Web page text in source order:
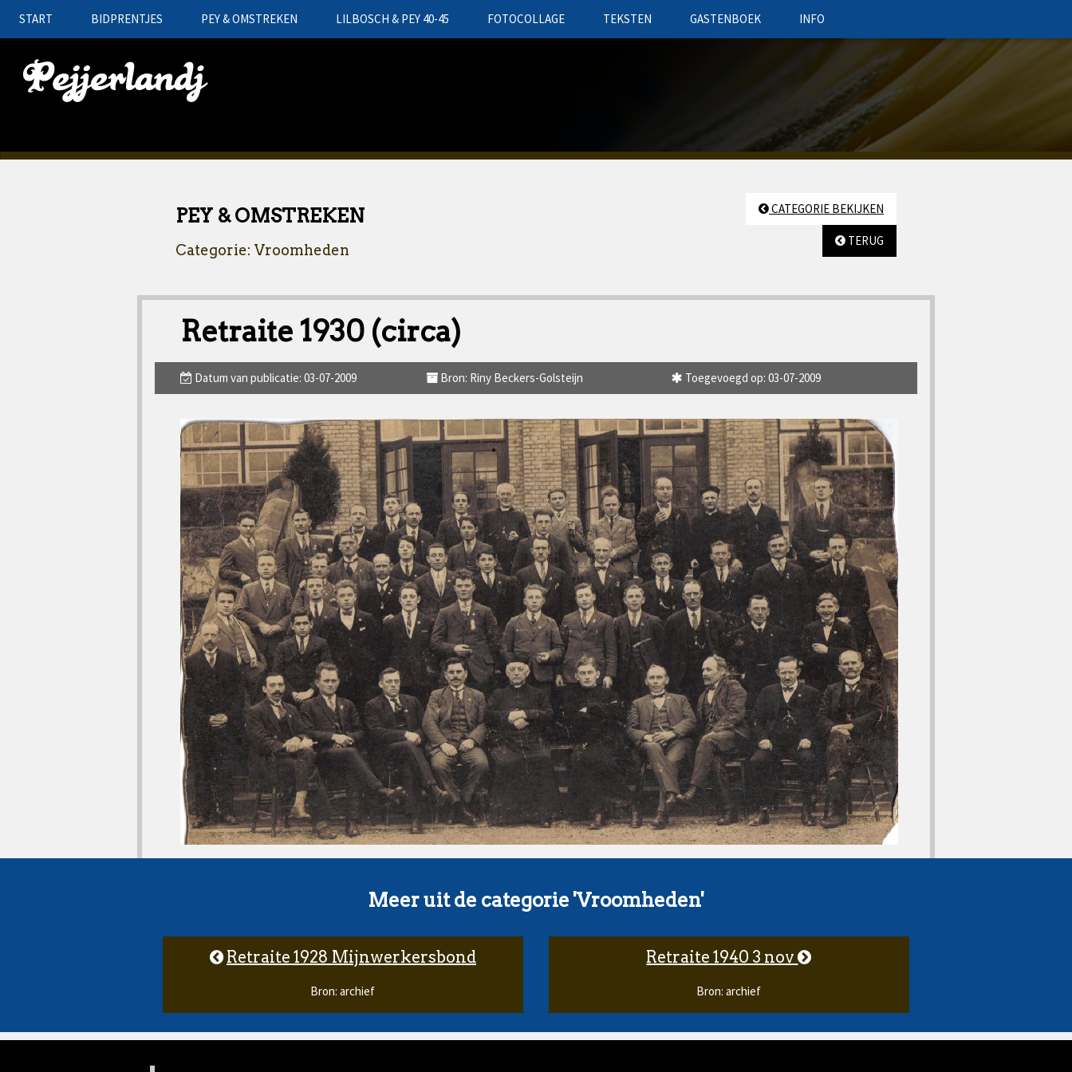
START BIDPRENTJES PEY & OMSTREKEN LILBOSCH & PEY 40-45 FOTOCOLLAGE TEKSTEN GASTENBOEK INFO
PEY & OMSTREKEN
Categorie: Vroomheden
CATEGORIE BEKIJKEN
TERUG
Retraite 1930 (circa)
Datum van publicatie: 03-07-2009 Bron: Riny Beckers-Golsteijn Toegevoegd op: 03-07-2009
Meer uit de categorie 'Vroomheden'
Retraite 1928 Mijnwerkersbond
Bron: archief
Retraite 1940 3 nov
Bron: archief